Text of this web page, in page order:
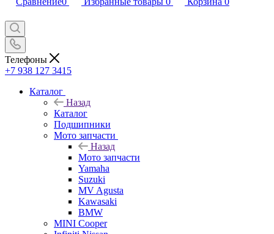
Телефоны
+7 938 127 3415
Каталог
Назад
Каталог
Подшипники
Мото запчасти
Назад
Мото запчасти
Yamaha
Suzuki
MV Agusta
Kawasaki
BMW
MINI Cooper